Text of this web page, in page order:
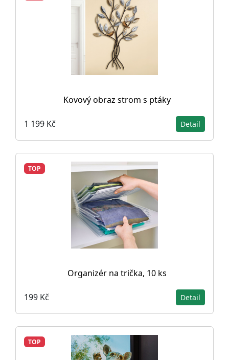
Kovový obraz strom s ptáky
1 199 Kč Detail
TOP
Organizér na trička, 10 ks
199 Kč Detail
TOP